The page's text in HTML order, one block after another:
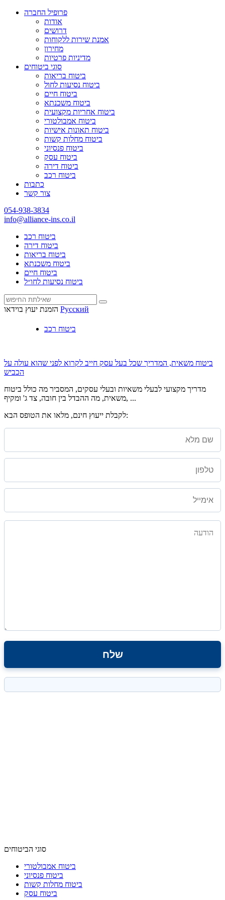
פרופיל החברה
אודות
דרושים
אמנת שירות ללקוחות
מחירון
מדיניות פרטיות
סוגי ביטוחים
ביטוח בריאות
ביטוח נסיעות לחול
ביטוח חיים
ביטוח משכנתא
ביטוח אחריות מקצועית
ביטוח אמבולטורי
ביטוח תאונות אישיות
ביטוח מחלות קשות
ביטוח פנסיוני
ביטוח עסק
ביטוח דירה
ביטוח רכב
כתבות
צור קשר
054-938-3834
info@alliance-ins.co.il
ביטוח רכב
ביטוח דירה
ביטוח בריאות
ביטוח משכנתא
ביטוח חיים
ביטוח נסיעות לחו״ל
הזמנת יעוץ בוידאו Русский
ביטוח רכב
ביטוח משאית, המדריך שכל בעל עסק חייב לקרוא לפני שהוא עולה על
הכביש
מדריך מקצועי לבעלי משאיות ובעלי עסקים, המסביר מה כולל ביטוח
משאית, מה ההבדל בין חובה, צד ג' ומקיף, ...
לקבלת ייעוץ חינם, מלאו את הטופס הבא:
סוגי הביטוחים
ביטוח אמבולטורי
ביטוח פנסיוני
ביטוח מחלות קשות
ביטוח עסק